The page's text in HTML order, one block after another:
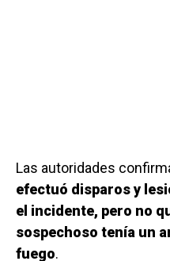
Las autoridades
efectuó disparos y
el incidente, pero no
sospechoso tenía un
fuego.